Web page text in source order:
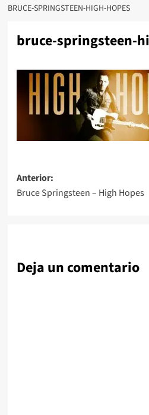
BRUCE-SPRINGSTEEN-HIGH-HOPES
bruce-springsteen-
Navegación
de
Anterior:
Bruce Springsteen – High Hopes
Deja un comentario